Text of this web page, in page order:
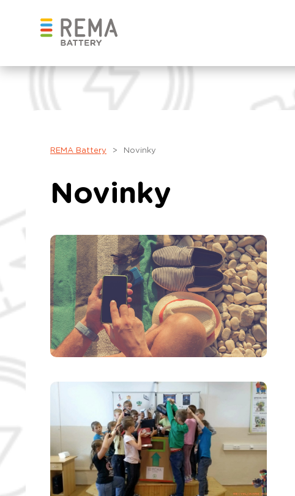
REMA Battery > Novinky
Novinky